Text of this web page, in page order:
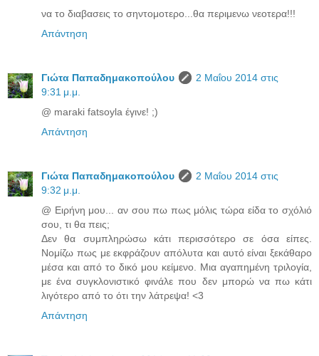
να το διαβασεις το σηντομοτερο...θα περιμενω νεοτερα!!!
Απάντηση
Γιώτα Παπαδημακοπούλου
2 Μαΐου 2014 στις
9:31 μ.μ.
@ maraki fatsoyla έγινε! ;)
Απάντηση
Γιώτα Παπαδημακοπούλου
2 Μαΐου 2014 στις
9:32 μ.μ.
@ Ειρήνη μου... αν σου πω πως μόλις τώρα είδα το σχόλιό
σου, τι θα πεις;
Δεν θα συμπληρώσω κάτι περισσότερο σε όσα είπες.
Νομίζω πως με εκφράζουν απόλυτα και αυτό είναι ξεκάθαρο
μέσα και από το δικό μου κείμενο. Μια αγαπημένη τριλογία,
με ένα συγκλονιστικό φινάλε που δεν μπορώ να πω κάτι
λιγότερο από το ότι την λάτρεψα! <3
Απάντηση